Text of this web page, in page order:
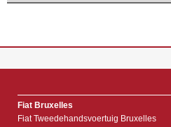
Fiat Bruxelles
Fiat Tweedehandsvoertuig Bruxelles